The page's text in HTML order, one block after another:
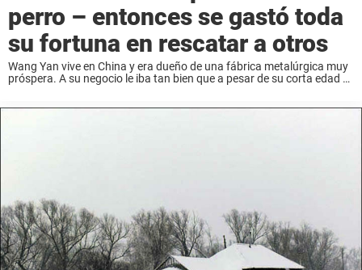
perro – entonces se gastó toda
su fortuna en rescatar a otros
Wang Yan vive en China y era dueño de una fábrica metalúrgica muy
próspera. A su negocio le iba tan bien que a pesar de su corta edad se